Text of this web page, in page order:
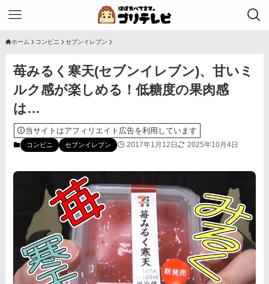
ホーム コンビニ セブンイレブン
苺みるく寒天(セブンイレブン)、甘いミ
ルク感が楽しめる！低糖度の果肉感
は…
当サイトはアフィリエイト広告を利用しています
コンビニ セブンイレブン 2017年1月12日 2025年10月4日